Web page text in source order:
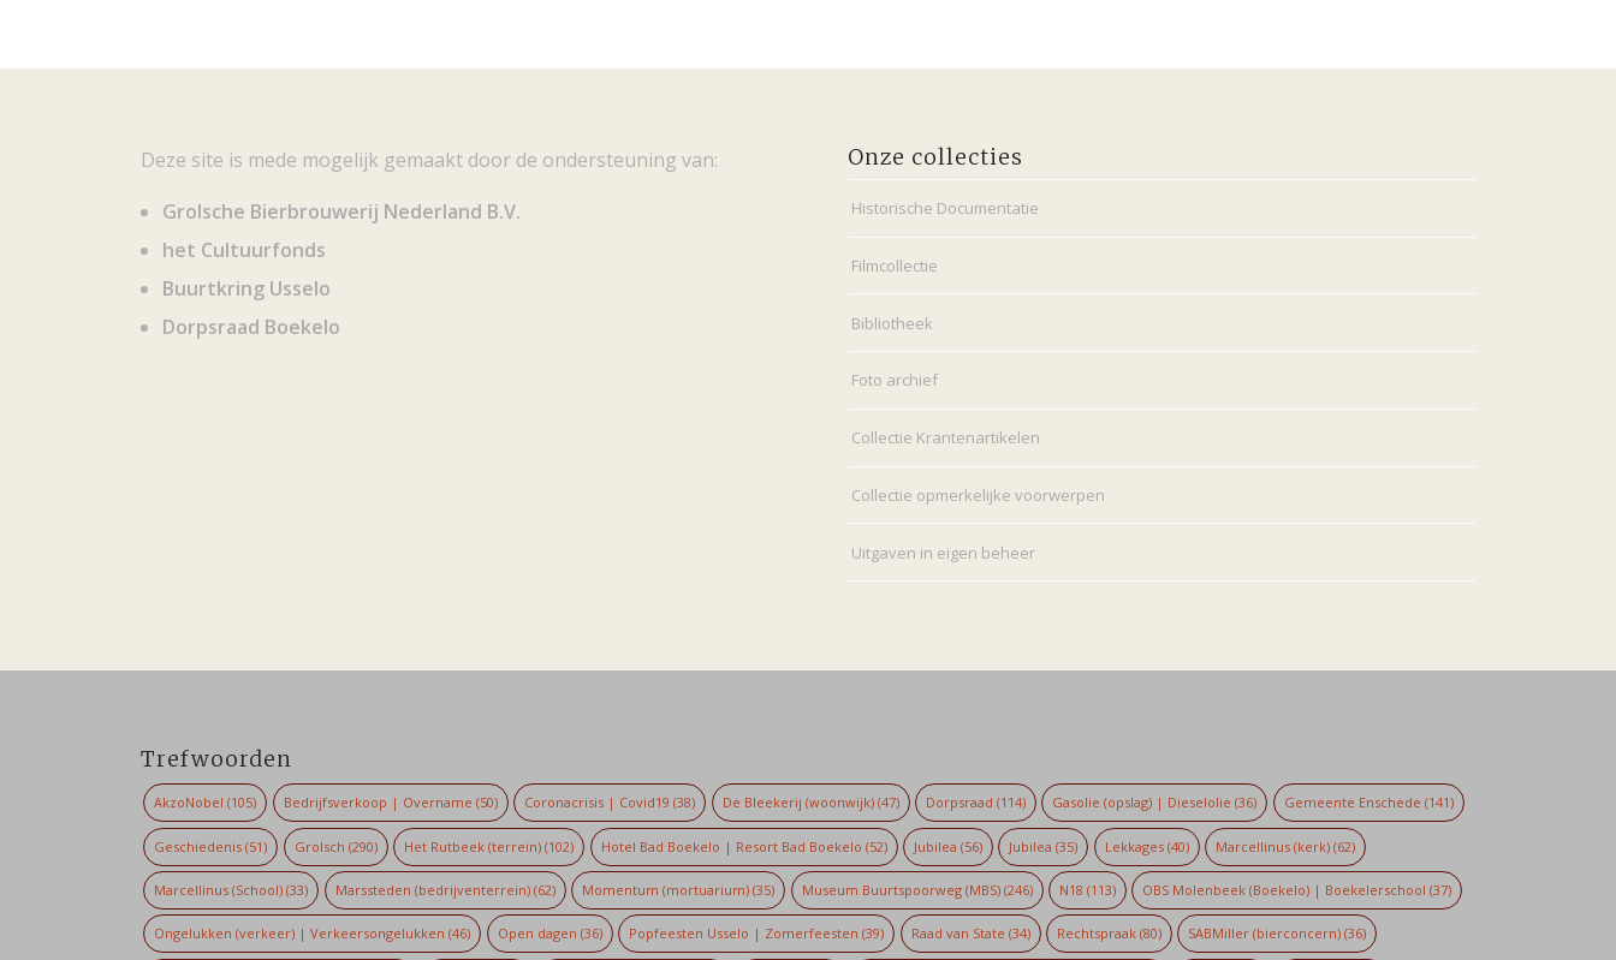
Deze site is mede mogelijk gemaakt door de ondersteuning van:
Grolsche Bierbrouwerij Nederland B.V.
het Cultuurfonds
Buurtkring Usselo
Dorpsraad Boekelo
Onze collecties
Historische Documentatie
Filmcollectie
Bibliotheek
Foto archief
Collectie Krantenartikelen
Collectie opmerkelijke voorwerpen
Uitgaven in eigen beheer
Trefwoorden
AkzoNobel (105) Bedrijfsverkoop | Overname (50) Coronacrisis | Covid19 (38) De Bleekerij (woonwijk)(47) Dorpsraad (114) Gasolie (opslag) | Dieselolie (36) Gemeente Enschede (141)
Geschiedenis (51) Grolsch (290) Het Rutbeek (terrein) (102) Hotel Bad Boekelo | Resort Bad Boekelo (52) Jubilea (56) Jubilea (35) Lekkages(40) Marcellinus (kerk) (62)
Marcellinus (School) (33) Marssteden (bedrijventerrein)(62) Momentum (mortuarium) (35) Museum Buurtspoorweg (MBS)(246) N18 (113) OBS Molenbeek (Boekelo) | Boekelerschool (37)
Ongelukken (verkeer) | Verkeersongelukken (46) Open dagen (36) Popfeesten Usselo | Zomerfeesten (39) Raad van State (34) Rechtspraak(80) SABMiller (bierconcern) (36)